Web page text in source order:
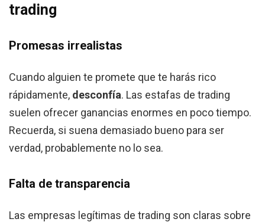
trading
Promesas irrealistas
Cuando alguien te promete que te harás rico
rápidamente, desconfía. Las estafas de trading
suelen ofrecer ganancias enormes en poco tiempo.
Recuerda, si suena demasiado bueno para ser
verdad, probablemente no lo sea.
Falta de transparencia
Las empresas legítimas de trading son claras sobre